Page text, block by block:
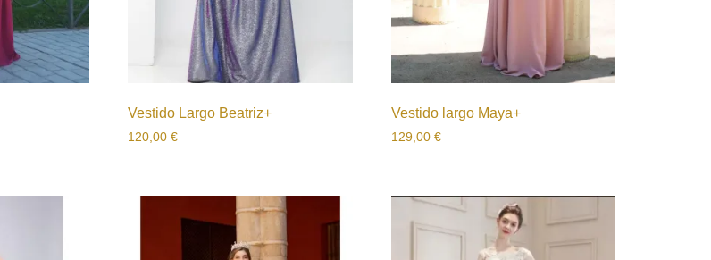
Vestido Largo Beatriz+
120,00€
Vestido largo Maya+
129,00€